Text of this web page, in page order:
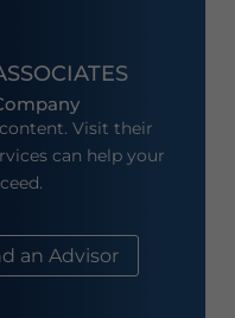
Visit their
can help your
an Advisor